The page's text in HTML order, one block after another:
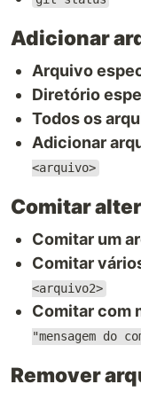
Adicionar
Arquivo
Diretório
Todos os
Adicionar
<arquivo>
Comitar
Comitar um
Comitar
<arquivo2>
Comitar com
"mensagem do
Remover